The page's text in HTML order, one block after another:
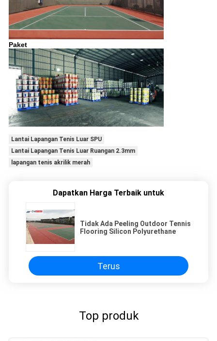
Paket
Lantai Lapangan Tenis Luar SPU
Lantai Lapangan Tenis Luar Ruangan 2.3mm
lapangan tenis akrilik merah
Dapatkan Harga Terbaik untuk
Tidak Ada Peeling Outdoor Tennis
Flooring Silicon Polyurethane
Terus
Top produk